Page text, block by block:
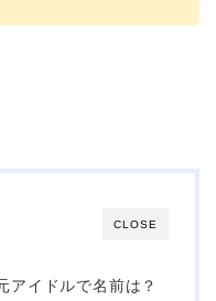
CLOSE
アイドルで名前は？